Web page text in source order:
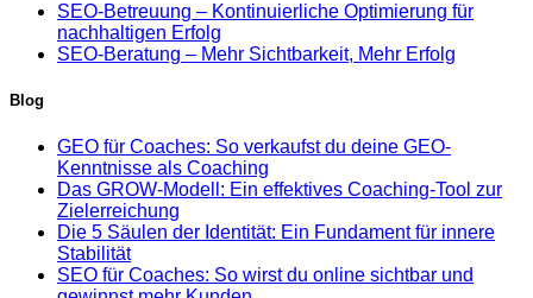
SEO-Betreuung – Kontinuierliche Optimierung für
nachhaltigen Erfolg
SEO-Beratung – Mehr Sichtbarkeit, Mehr Erfolg
Blog
GEO für Coaches: So verkaufst du deine GEO-
Kenntnisse als Coaching
Das GROW-Modell: Ein effektives Coaching-Tool zur
Zielerreichung
Die 5 Säulen der Identität: Ein Fundament für innere
Stabilität
SEO für Coaches: So wirst du online sichtbar und